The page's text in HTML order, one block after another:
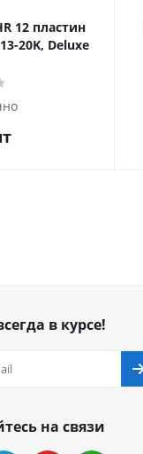
12 пластин
20K, Deluxe
в курсе!
на связи